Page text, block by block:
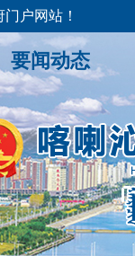
户网站！
要闻动态